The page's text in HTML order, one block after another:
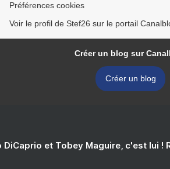
Préférences cookies
Voir le profil de Stef26 sur le portail
Créer un blog sur
Créer un blog
DiCaprio et Tobey Maguire, c'est lui !